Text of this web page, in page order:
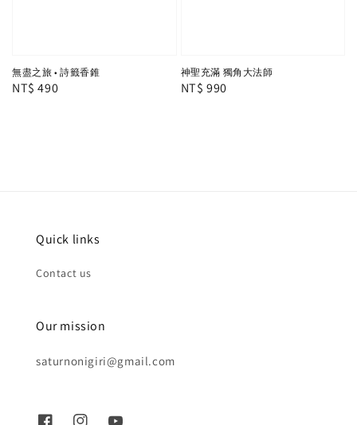
無盡之旅 • 詩籤香錐
Regular
NT$ 490
神聖充滿 獨角大法師
Regular
NT$ 990
Quick links
Contact us
Our mission
saturnonigiri@gmail.com